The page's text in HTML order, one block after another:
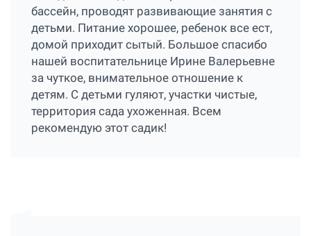
бассейн, проводят развивающие занятия с
детьми. Питание хорошее, ребенок все ест,
домой приходит сытый. Большое спасибо
нашей воспитательнице Ирине Валерьевне
за чуткое, внимательное отношение к
детям. С детьми гуляют, участки чистые,
территория сада ухоженная. Всем
рекомендую этот садик!